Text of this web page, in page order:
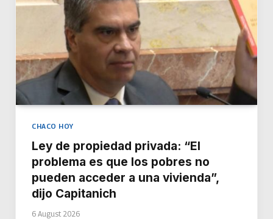
CHACO HOY
Ley de propiedad privada: “El
problema es que los pobres no
pueden acceder a una vivienda”,
dijo Capitanich
6 August 2026